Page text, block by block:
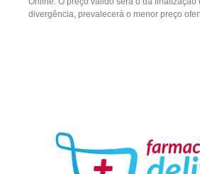
divergência, prevalecerá o menor preço